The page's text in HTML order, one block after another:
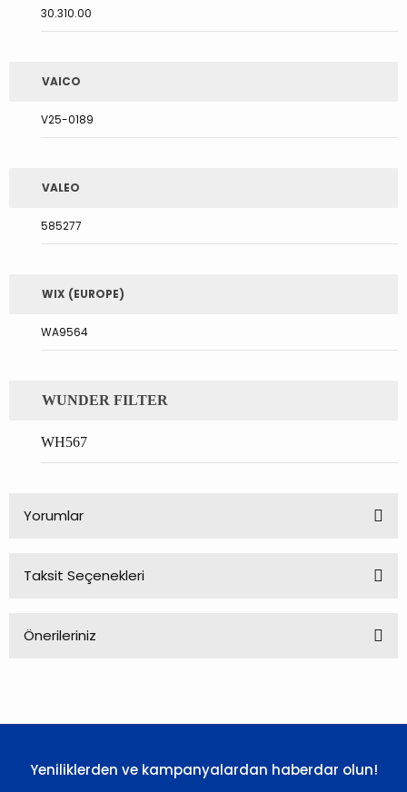
30.310.00
VAICO
V25-0189
VALEO
585277
WIX (EUROPE)
WA9564
WUNDER FILTER
WH567
Yorumlar
Taksit Seçenekleri
Önerileriniz
Ürün resmi kalitesiz, bozuk veya görüntülenemiyor.
Yeniliklerden ve kampanyalardan haberdar olun!